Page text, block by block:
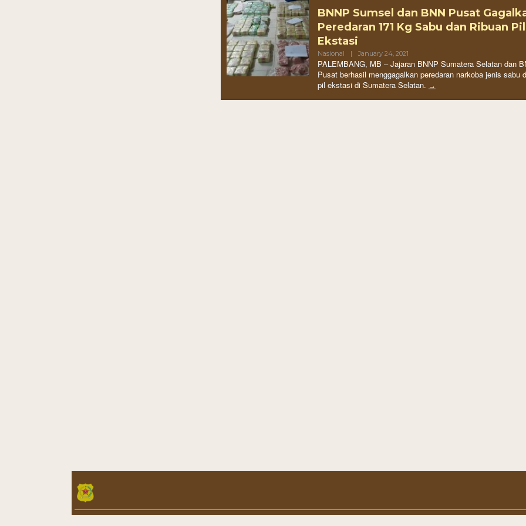
BNNP Sumsel dan BNN Pusat
Peredaran 171 Kg Sabu dan Ribuan Pil
Ekstasi
Nasional | January 24, 2021
PALEMBANG, MB – Jajaran BNNP Sumatera Selatan dan
Pusat berhasil menggagalkan peredaran narkoba jenis sabu
pil ekstasi di Sumatera Selatan.